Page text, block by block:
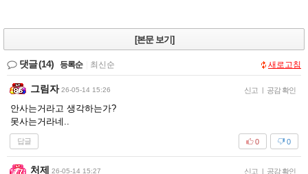
[본문 보기]
댓글(14) 등록순 최신순 새로고침
그림자 26-05-14 15:26 신고 | 공감 확인
안사는거라고 생각하는가?
못사는거라네..
답글 0
0
처제 26-05-14 15:27 신고 | 공감 확인